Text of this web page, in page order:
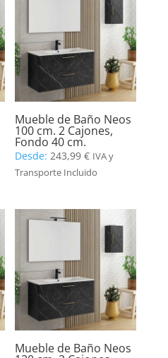
Mueble de Baño Neos
100 cm. 2 Cajones,
Fondo 40 cm.
Desde:243,99€ IVA y
Transporte Incluido
Mueble de Baño Neos